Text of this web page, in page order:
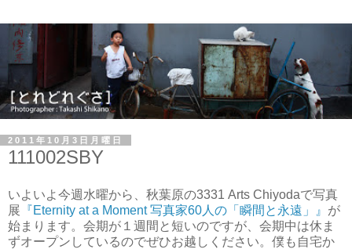
2011年10月3日月曜日
111002SBY
いよいよ今週水曜から、秋葉原の3331 Arts Chiyodaで写真
展 『Eternity at a Moment 写真家60人の「瞬間と永遠」』 が
始まります。会期が１週間と短いのですが、会期中は休ま
ずオープンしているのでぜひお越しください。僕も自宅か